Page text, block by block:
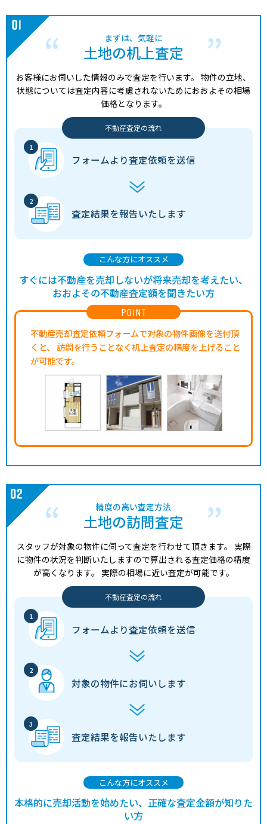
まずは、気軽に
土地の机上査定
お客様にお伺いした情報のみで査定を行います。 物件の立地、
状態については査定内容に考慮されないためにおおよその相場
価格となります。
不動産査定の流れ
フォームより査定依頼を送信
査定結果を報告いたします
POINT
不動産売却査定依頼フォームで対象の物件画像を送付頂
くと、
訪問を行うことなく机上査定の精度を上げること
が可能です。
こんな方にオススメ
すぐには不動産を売却しないが将来売却を考えたい、
おおよその不動産査定額を聞きたい方
精度の高い査定方法
土地の訪問査定
スタッフが対象の物件に伺って査定を行わせて頂きます。 実際
に物件の状況を判断いたしますので算出される査定価格の精度
が高くなります。 実際の相場に近い査定が可能です。
不動産査定の流れ
フォームより査定依頼を送信
対象の物件にお伺いします
査定結果を報告いたします
こんな方にオススメ
本格的に売却活動を始めたい、正確な査定金額が知りた
い方